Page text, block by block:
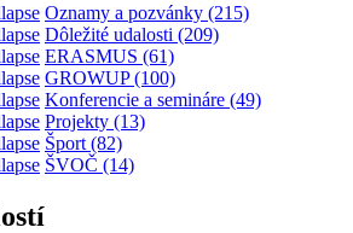
Oznamy a pozvánky (215)
Dôležité udalosti (209)
ERASMUS (61)
GROWUP(100)
Konferencie a semináre (49)
Projekty (13)
Šport (82)
ŠVOČ (14)